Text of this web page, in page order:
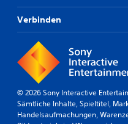
Verbinden
© 2026 Sony Interactive
Sämtliche Inhalte, Spieltitel,
Handelsaufmachungen,